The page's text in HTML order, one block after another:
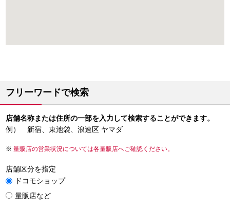
フリーワードで検索
店舗名称または住所の一部を入力して検索することができます。
例） 新宿、東池袋、浪速区 ヤマダ
量販店の営業状況については各量販店へご確認ください。
店舗区分を指定
ドコモショップ
量販店など